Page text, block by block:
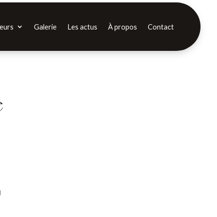
Galerie Les actus À propos Contact